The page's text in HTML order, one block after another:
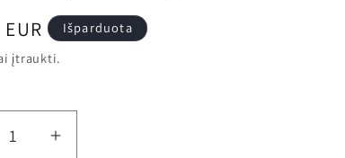
Išparduota
įtraukti.
Padidinti